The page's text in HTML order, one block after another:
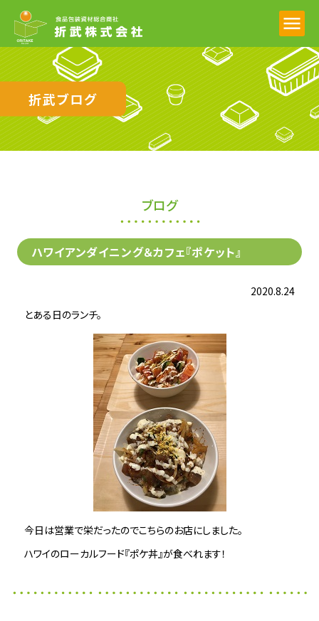
折武ブログ
ブログ
ハワイアンダイニング＆カフェ『ポケット』
2020.8.24
とある日のランチ。
今日は営業で栄だったのでこちらのお店にしました。
ハワイのローカルフード『ポケ丼』が食べれます！